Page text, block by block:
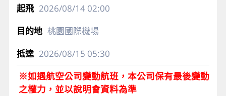
2026/08/1402:00
桃園國際機場
2026/08/15 05:30
※如遇航空公司變動航班，本公司保有最後變動
之權力，並以說明會資料為準